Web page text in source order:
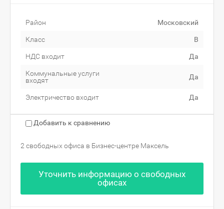
Район Московский
Класс B
НДС входит Да
Коммунальные услуги
входят
Да
Электричество входит Да
Добавить к сравнению
2 свободных офиса в Бизнес-центре Максель
Уточнить информацию о свободных
офисах